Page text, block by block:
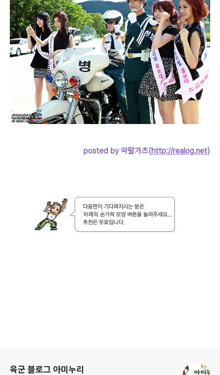
posted by 악랄가츠(http://realog.net)
육군 블로그 아미누리